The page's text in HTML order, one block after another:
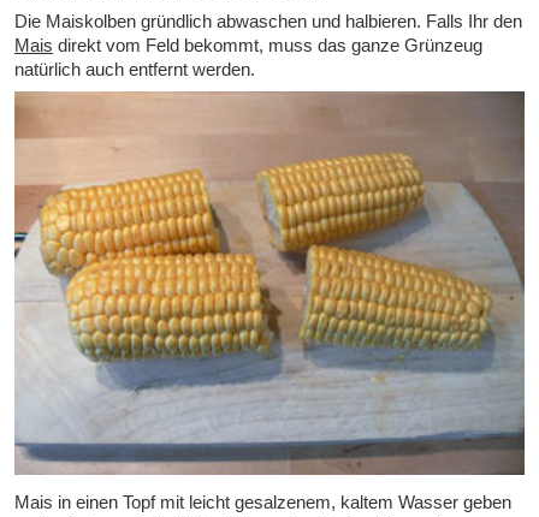
Die Maiskolben gründlich abwaschen und halbieren. Falls Ihr den
Mais direkt vom Feld bekommt, muss das ganze Grünzeug
natürlich auch entfernt werden.
Mais in einen Topf mit leicht gesalzenem, kaltem Wasser geben